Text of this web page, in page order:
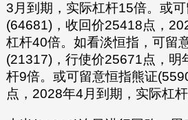
3月到期，实际杠杆15倍。或
(64681)，收回价25418点，
杠杆40倍。如看淡恒指，可留
(21317)，行使价25671点，明
杆9倍。或可留意恒指熊证
点，2028年4月到期，实际杠杆